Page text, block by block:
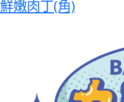
鮮嫩肉丁(角)